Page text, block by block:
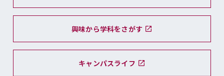
興味から学科をさがす
キャンパスライフ